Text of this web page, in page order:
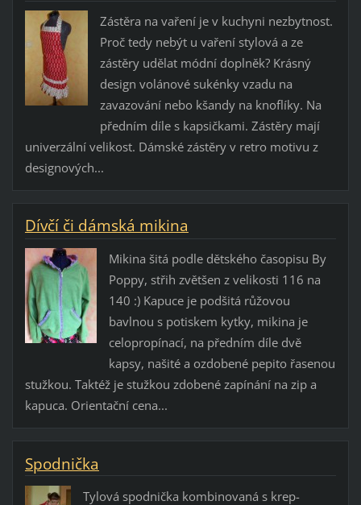
Zástěra na vaření je v kuchyni nezbytnost.
Proč tedy nebýt u vaření stylová a ze
zástěry udělat módní doplněk? Krásný
design volánové sukénky vzadu na
zavazování nebo kšandy na knoflíky. Na
předním díle s kapsičkami. Zástěry mají
univerzální velikost. Dámské zástěry v retro motivu z
designových...
Dívčí či dámská mikina
Mikina šitá podle dětského časopisu By
Poppy, střih zvětšen z velikosti 116 na
140 :) Kapuce je podšitá růžovou
bavlnou s potiskem kytky, mikina je
celopropínací, na předním díle dvě
kapsy, našité a ozdobené pepito řasenou
stužkou. Taktéž je stužkou zdobené zapínání na zip a
kapuca. Orientační cena...
Spodnička
Tylová spodnička kombinovaná s krep-